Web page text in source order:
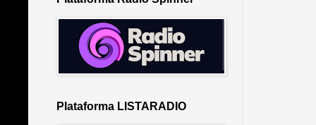
Plataforma LISTARADIO